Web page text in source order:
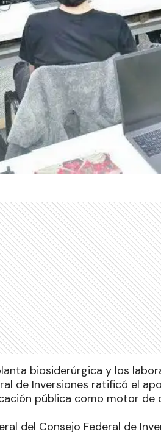
biosiderúrgica y los
de Inversiones ratificó el
pública como motor de
del Consejo Federal de